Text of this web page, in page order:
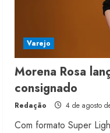
Varejo
Morena Rosa
consignado
Redação 4 de agosto
Com formato Super